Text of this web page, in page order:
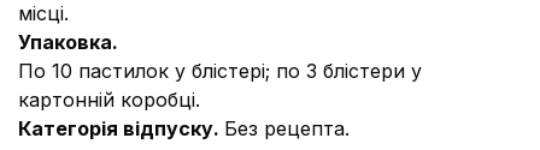
місці.
Упаковка.
По 10 пастилок у блістері; по 3 блістери у
картонній коробці.
Категорія відпуску. Без рецепта.